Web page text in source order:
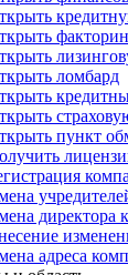
ломбард
пункт
директора
адреса